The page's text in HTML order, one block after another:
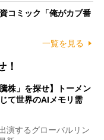
コミック「俺がカブ番
一覧を見る
！
株」を探せ】トーメン
て世界のAIメモリ需
演するグローバルリン